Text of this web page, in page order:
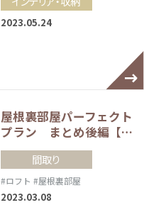
2023.05.24
屋根裏部屋パーフェクト
プラン まとめ後編【…
間取り
#ロフト #屋根裏部屋
2023.03.08